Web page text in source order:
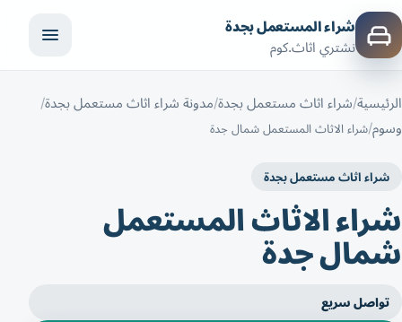
شراء المستعمل بجدة
نشتري اثاث.كوم
الرئيسية شراء اثاث مستعمل بجدة مدونة شراء اثاث مستعمل بجدة
وسوم شراء الاثاث المستعمل شمال جدة
شراء اثاث مستعمل بجدة
شراء الاثاث المستعمل
شمال جدة
تواصل سريع